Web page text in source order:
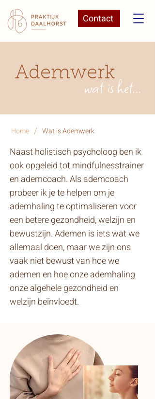
Contact
Ademwerk
wat is het...
Home / Wat is Ademwerk
Naast holistisch psycholoog ben ik
ook opgeleid tot mindfulnesstrainer
en ademcoach. Als ademcoach
probeer ik je te helpen om je
ademhaling te optimaliseren voor
een betere gezondheid, welzijn en
bewustzijn. Ademen is iets wat we
allemaal doen, maar we zijn ons
vaak niet bewust van hoe we
ademen en hoe onze ademhaling
onze algehele gezondheid en
welzijn beïnvloedt.